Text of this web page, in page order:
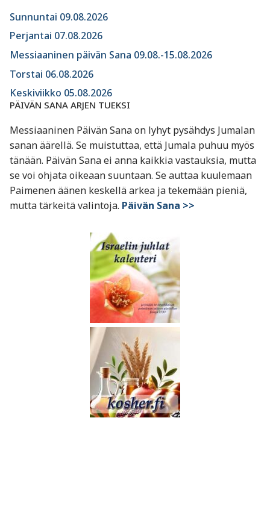
Sunnuntai 09.08.2026
Perjantai 07.08.2026
Messiaaninen päivän Sana 09.08.-15.08.2026
Torstai 06.08.2026
Keskiviikko 05.08.2026
PÄIVÄN SANA ARJEN TUEKSI
Messiaaninen Päivän Sana on lyhyt pysähdys Jumalan
sanan äärellä. Se muistuttaa, että Jumala puhuu myös
tänään. Päivän Sana ei anna kaikkia vastauksia, mutta
se voi ohjata oikeaan suuntaan. Se auttaa kuulemaan
Paimenen äänen keskellä arkea ja tekemään pieniä,
mutta tärkeitä valintoja. Päivän Sana >>